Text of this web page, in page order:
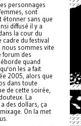
personnages
sont
étonner sans que
diffusé il y a
la cour du
cadre du festival
sommes vite
forum des
quand
les a fait
2005, alors que
dans toute
de cette soirée,
La
des dollars, ça
On la met